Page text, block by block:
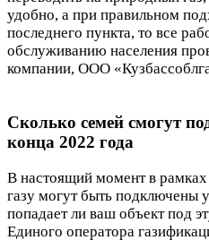
удобно, а при правильном
последнего пункта, то все
обслуживанию населения
компании, ООО
Сколько семей смогут
конца 2022 года
В настоящий момент в
газу могут быть подключены
попадает ли ваш объект под
Единого оператора